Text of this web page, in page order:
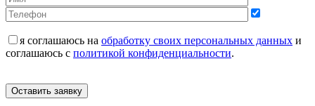
я соглашаюсь на обработку своих персональных данных и
соглашаюсь с политикой конфиденциальности.
Оставить заявку